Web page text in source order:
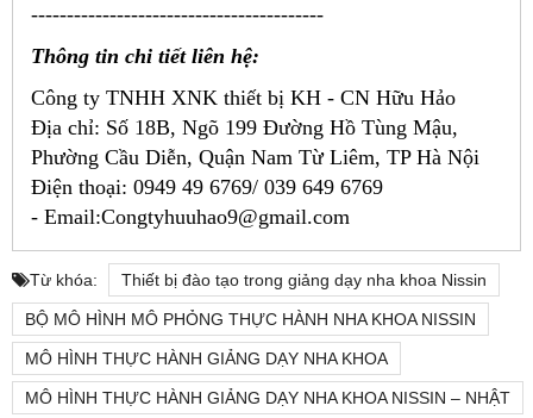
-----------------------------------------
Thông tin chi tiết liên hệ:
Công ty TNHH XNK thiết bị KH - CN Hữu Hảo
Địa chỉ: Số 18B, Ngõ 199 Đường Hồ Tùng Mậu,
Phường Cầu Diễn, Quận Nam Từ Liêm, TP Hà Nội
Điện thoại: 0949 49 6769/ 039 649 6769
- Email:Congtyhuuhao9@gmail.com
Từ khóa: Thiết bị đào tạo trong giảng dạy nha khoa Nissin
BỘ MÔ HÌNH MÔ PHỎNG THỰC HÀNH NHA KHOA NISSIN
MÔ HÌNH THỰC HÀNH GIẢNG DẠY NHA KHOA
MÔ HÌNH THỰC HÀNH GIẢNG DẠY NHA KHOA NISSIN – NHẬT